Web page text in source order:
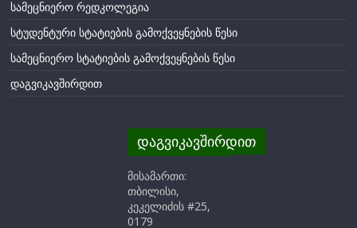
სამეცნიერო რედკოლეგია
სტუდენტური სტატიების გამოქვეყნების წესი
სამეცნიერო სტატიების გამოქვეყნების წესი
დაგვიკავშირდით
დაგვიკავშირდით
მისამართი:
თბილისი,
კეკელიძის #25,
0179